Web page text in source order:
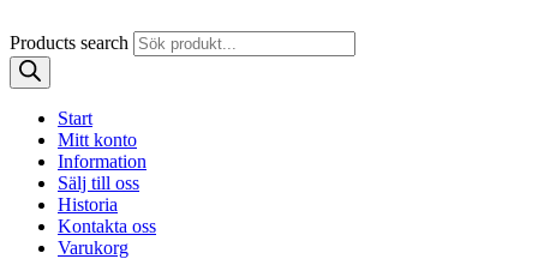
Products search
Start
Mitt konto
Information
Sälj till oss
Historia
Kontakta oss
Varukorg